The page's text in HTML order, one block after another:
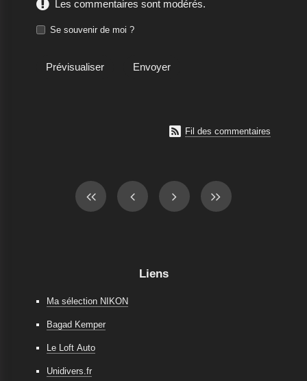
Les commentaires sont modérés.
Se souvenir de moi ?
 Fil des commentaires
Liens
Ma sélection NIKON
Bagad Kemper
Le Loft Auto
Unidivers.fr